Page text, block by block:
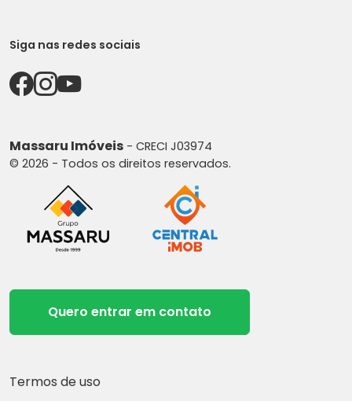
Siga nas redes sociais
Massaru Imóveis - CRECI J03974
© 2026 - Todos os direitos reservados.
Quero entrar em contato
Termos de uso